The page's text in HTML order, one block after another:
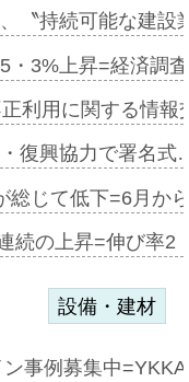
〝持続可能な建
・3%上昇=経済調
利用に関する情
復興協力で署名
総じて低下=6月か
続の上昇=伸び率
設備・建材
ン事例募集中